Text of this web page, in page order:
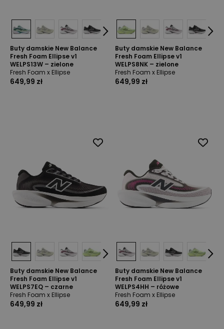
Buty damskie New Balance
Fresh Foam Ellipse v1
WELPS13W – zielone
Fresh Foam x Ellipse
649,99 zł
Buty damskie New Balance
Fresh Foam Ellipse v1
WELPS8NK – zielone
Fresh Foam x Ellipse
649,99 zł
Buty damskie New Balance
Fresh Foam Ellipse v1
WELPS7EQ – czarne
Fresh Foam x Ellipse
649,99 zł
Buty damskie New Balance
Fresh Foam Ellipse v1
WELPS4HH – różowe
Fresh Foam x Ellipse
649,99 zł